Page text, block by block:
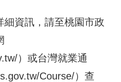
細資訊，請至桃園市政
）或台灣就業通
Course/）查